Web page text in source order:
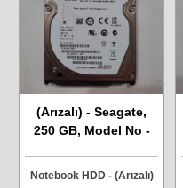
(Arızalı) - Seagate,
250 GB, Model No -
Notebook HDD - (Arızalı)